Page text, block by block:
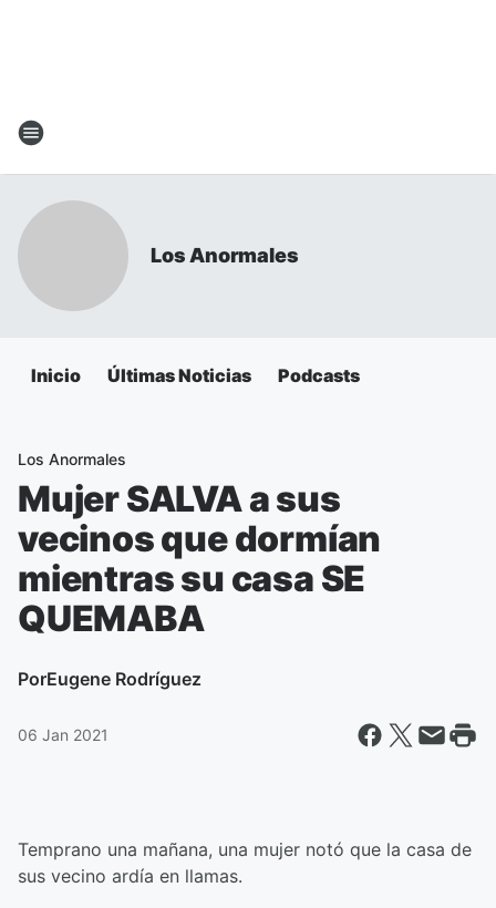
Los Anormales
Inicio Últimas Noticias Podcasts
Los Anormales
Mujer SALVA a sus
vecinos que dormían
mientras su casa SE
QUEMABA
PorEugene Rodríguez
06 Jan 2021
Temprano una mañana, una mujer notó que la casa de
sus vecino ardía en llamas.